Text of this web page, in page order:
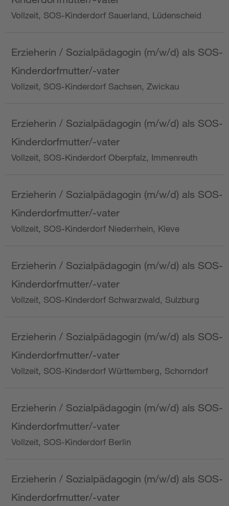
Vollzeit, SOS-Kinderdorf Sauerland, Lüdenscheid
Erzieherin / Sozialpädagogin (m/w/d) als SOS-
Kinderdorfmutter/-vater
Vollzeit, SOS-Kinderdorf Sachsen, Zwickau
Erzieherin / Sozialpädagogin (m/w/d) als SOS-
Kinderdorfmutter/-vater
Vollzeit, SOS-Kinderdorf Oberpfalz, Immenreuth
Erzieherin / Sozialpädagogin (m/w/d) als SOS-
Kinderdorfmutter/-vater
Vollzeit, SOS-Kinderdorf Niederrhein, Kleve
Erzieherin / Sozialpädagogin (m/w/d) als SOS-
Kinderdorfmutter/-vater
Vollzeit, SOS-Kinderdorf Schwarzwald, Sulzburg
Erzieherin / Sozialpädagogin (m/w/d) als SOS-
Kinderdorfmutter/-vater
Vollzeit, SOS-Kinderdorf Württemberg, Schorndorf
Erzieherin / Sozialpädagogin (m/w/d) als SOS-
Kinderdorfmutter/-vater
Vollzeit, SOS-Kinderdorf Berlin
Erzieherin / Sozialpädagogin (m/w/d) als SOS-
Kinderdorfmutter/-vater